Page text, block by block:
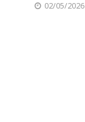
02/05/2026